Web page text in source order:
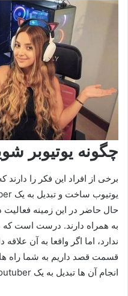
چگونه یوتیوبر
برخی از افراد این فکر را دارند
حال حاضر در این زمینه فعالیت
به همراه دارند. درست است که
ندارد، اما اگر واقعا به آن علاقه
قسمت قصد داریم به شما راه
انجام آن ها تبدیل به یک youtuber بسیار مطرح شوید.